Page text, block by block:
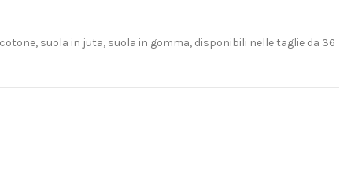
suola in juta, suola in gomma, disponibili nelle taglie da 36